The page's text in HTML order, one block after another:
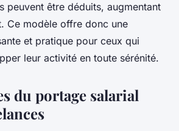
peuvent être déduits, augmentant
Ce modèle offre donc une
et pratique pour ceux qui
leur activité en toute sérénité.
du portage salarial